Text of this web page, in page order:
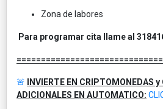
Zona de labores
Para programar cita llame al
🚨
INVIERTE EN CRIPTOMONEDAS y
ADICIONALES EN AUTOMATICO: